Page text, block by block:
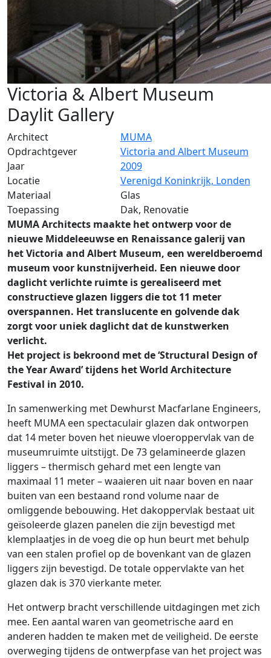
Victoria & Albert Museum
Daylit Gallery
Architect
MUMA
Opdrachtgever
Victoria and Albert Museum
Jaar
2009
Locatie
Verenigd Koninkrijk, Londen
Materiaal
Glas
Toepassing
Dak, Renovatie
MUMA Architects maakte het ontwerp voor de
nieuwe Middeleeuwse en Renaissance galerij van
het Victoria and Albert Museum, een wereldberoemd
museum voor kunstnijverheid. Een nieuwe door
daglicht verlichte ruimte is gerealiseerd met
constructieve glazen liggers die tot 11 meter
overspannen. Het translucente en golvende dak
zorgt voor uniek daglicht dat de kunstwerken
verlicht.
Het project is bekroond met de ‘Structural Design of
the Year Award’ tijdens het World Architecture
Festival in 2010.
In samenwerking met Dewhurst Macfarlane Engineers,
heeft MUMA een spectaculair glazen dak ontworpen
dat 14 meter boven het nieuwe vloeroppervlak van de
museumruimte uitstijgt. De 73 gelamineerde glazen
liggers – thermisch gehard met een lengte van
maximaal 11 meter – waaieren uit naar boven en naar
buiten van een bestaand rond volume naar de
omliggende bebouwing. Het dakoppervlak bestaat uit
geïsoleerde glazen panelen die zijn bevestigd met
klemplaatjes in de voeg die op hun beurt met behulp
van een stalen profiel op de bovenkant van de glazen
liggers zijn bevestigd. De totale oppervlakte van het
glazen dak is 370 vierkante meter.
Het ontwerp bracht verschillende uitdagingen met zich
mee. Een aantal waren van geometrische aard en
anderen hadden te maken met de veiligheid. De eerste
overweging tijdens de ontwerpfase van het project was